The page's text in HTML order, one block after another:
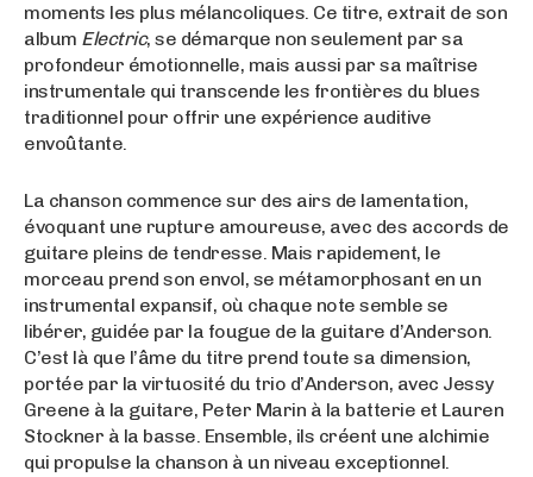
moments les plus mélancoliques. Ce titre, extrait de son
album Electric, se démarque non seulement par sa
profondeur émotionnelle, mais aussi par sa maîtrise
instrumentale qui transcende les frontières du blues
traditionnel pour offrir une expérience auditive
envoûtante.
La chanson commence sur des airs de lamentation,
évoquant une rupture amoureuse, avec des accords de
guitare pleins de tendresse. Mais rapidement, le
morceau prend son envol, se métamorphosant en un
instrumental expansif, où chaque note semble se
libérer, guidée par la fougue de la guitare d’Anderson.
C’est là que l’âme du titre prend toute sa dimension,
portée par la virtuosité du trio d’Anderson, avec Jessy
Greene à la guitare, Peter Marin à la batterie et Lauren
Stockner à la basse. Ensemble, ils créent une alchimie
qui propulse la chanson à un niveau exceptionnel.